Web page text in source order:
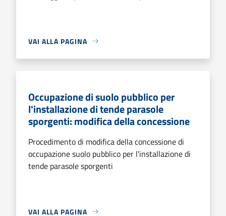
VAI ALLA PAGINA
Occupazione di suolo pubblico per
l'installazione di tende parasole
sporgenti: modifica della concessione
Procedimento di modifica della concessione di
occupazione suolo pubblico per l'installazione di
tende parasole sporgenti
VAI ALLA PAGINA